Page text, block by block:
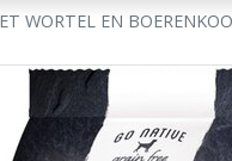
WORTEL EN